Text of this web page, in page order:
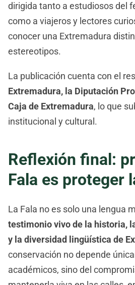
dirigida tanto a estudiosos del
como a viajeros y lectores
conocer una Extremadura
estereotipos.
La publicación cuenta con el
Extremadura, la Diputación
Caja de Extremadura, lo que
institucional y cultural.
Reflexión final:
Fala es proteger
La Fala no es solo una lengua
testimonio vivo de la historia,
y la diversidad lingüística de
conservación no depende
académicos, sino del